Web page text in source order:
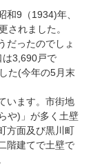
和9（1934)年、
されました。
だったのでしょ
は3,690戸で
た(今年の5月末
います。市街地
や)」が多く土壁
方面及び黒川町
階建てで土壁で